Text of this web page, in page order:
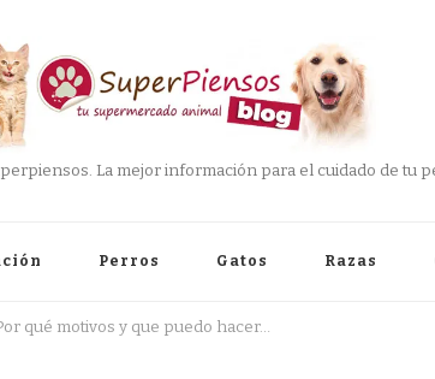
La mejor información para el cuidado de tu
Perros Gatos Razas
qué motivos y que puedo hacer…